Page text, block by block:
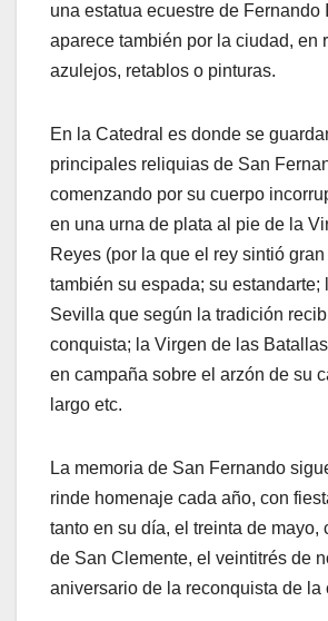
una estatua ecuestre de Fernando
aparece también por la ciudad, en
azulejos, retablos o pinturas.
En la Catedral es donde se
principales reliquias de San
comenzando por su cuerpo
en una urna de plata al pie de la
Reyes (por la que el rey sintió
también su espada; su estandarte;
Sevilla que según la tradición
conquista; la Virgen de las
en campaña sobre el arzón de su
largo etc.
La memoria de San Fernando
rinde homenaje cada año, con
tanto en su día, el treinta de mayo,
de San Clemente, el veintitrés de
aniversario de la reconquista de la